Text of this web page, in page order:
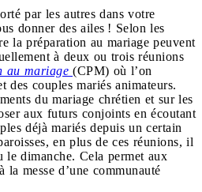
par les autres dans votre
donner des ailes ! Selon les
la préparation au mariage peuvent
à deux ou trois réunions
au mariage (CPM) où l’on
des couples mariés animateurs.
du mariage chrétien et sur les
aux futurs conjoints en écoutant
déjà mariés depuis un certain
en plus de ces réunions, il
dimanche. Cela permet aux
messe d’une communauté